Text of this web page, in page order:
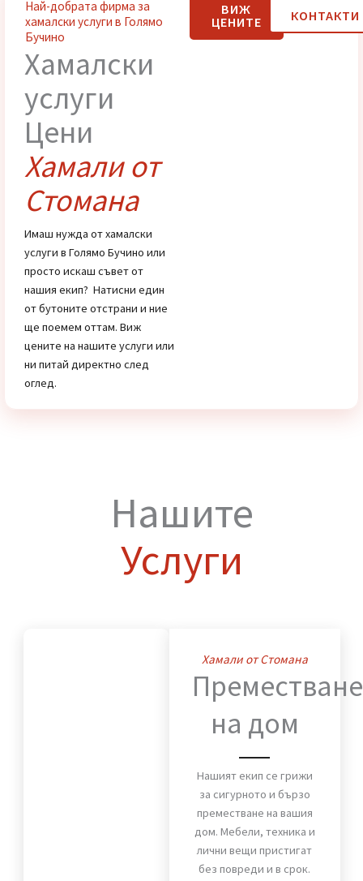
Най-добрата фирма за
хамалски услуги в Голямо
Бучино
Хамалски
услуги
Цени
Хамали от
Стомана
Имаш нужда от хамалски
услуги в Голямо Бучино или
просто искаш съвет от
нашия екип? Натисни един
от бутоните отстрани и ние
ще поемем оттам. Виж
Услуги
Хамали от Стомана
на дом